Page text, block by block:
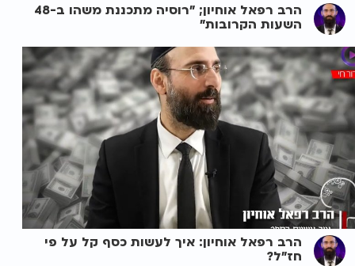
הרב רפאל אוחיון; "רוסיה מתכננת משהו ב-48
השעות הקרובות"
הרב רפאל אוחיון: איך לעשות כסף קל על פי
חז"ל?